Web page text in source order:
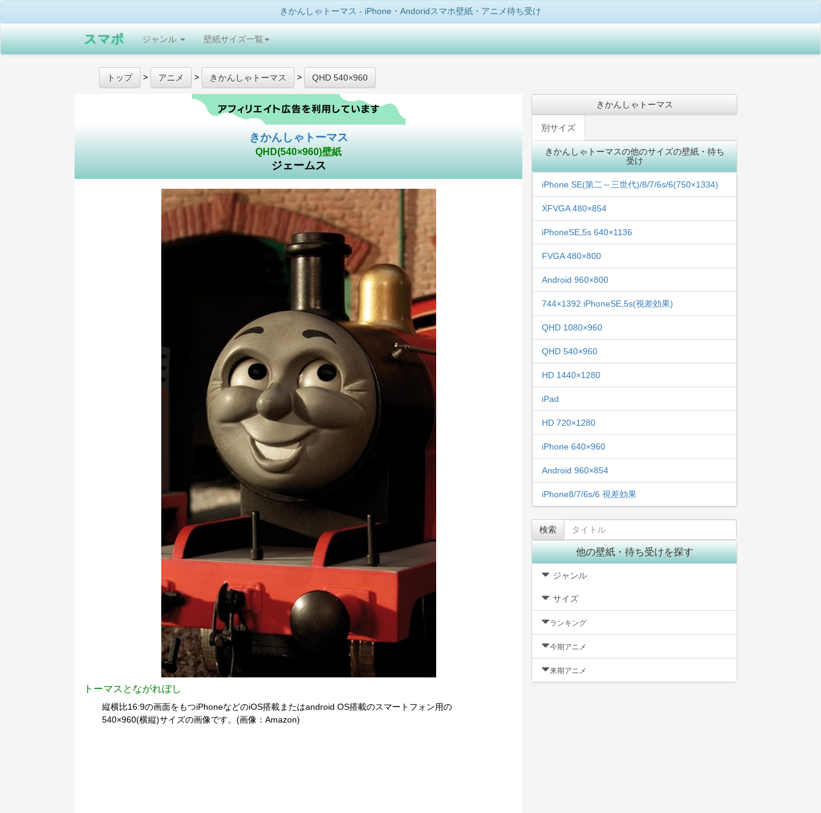
きかんしゃトーマス - iPhone・Andoridスマホ壁紙・アニメ待ち受け
スマポ ジャンル 壁紙サイズ一覧
トップ > アニメ > きかんしゃトーマス > QHD 540×960
きかんしゃトーマス
QHD(540×960)壁紙
ジェームス
トーマスとながれぼし
縦横比16:9の画面をもつiPhoneなどのiOS搭載またはandroid OS搭載のスマートフォン用の
540×960(横縦)サイズの画像です。(画像：Amazon)
きかんしゃトーマス
別サイズ
きかんしゃトーマスの他のサイズの壁紙・待ち
受け
iPhone SE(第二～三世代)/8/7/6s/6(750×1334)
XFVGA 480×854
iPhoneSE,5s 640×1136
FVGA 480×800
Android 960×800
744×1392 iPhoneSE,5s(視差効果)
QHD 1080×960
QHD 540×960
HD 1440×1280
iPad
HD 720×1280
iPhone 640×960
Android 960×854
iPhone8/7/6s/6 視差効果
他の壁紙・待ち受けを探す
ジャンル
サイズ
ランキング
今期アニメ
来期アニメ